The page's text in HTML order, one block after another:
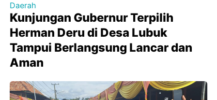
Daerah
Kunjungan Gubernur Terpilih
Herman Deru di Desa Lubuk
Tampui Berlangsung Lancar dan
Aman